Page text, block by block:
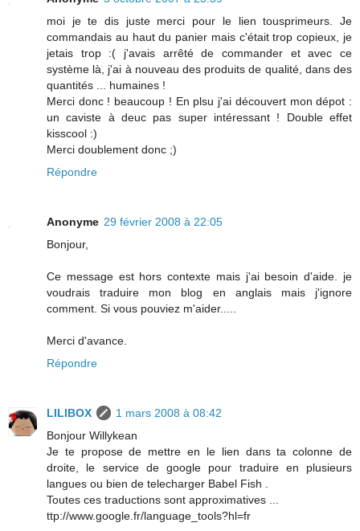
moi je te dis juste merci pour le lien tousprimeurs. Je
commandais au haut du panier mais c'était trop copieux, je
jetais trop :( j'avais arrêté de commander et avec ce
système là, j'ai à nouveau des produits de qualité, dans des
quantités ... humaines !
Merci donc ! beaucoup ! En plsu j'ai découvert mon dépot :
un caviste à deuc pas super intéressant ! Double effet
kisscool :)
Merci doublement donc ;)
Répondre
Anonyme 29 février 2008 à 22:05
Bonjour,
Ce message est hors contexte mais j'ai besoin d'aide. je
voudrais traduire mon blog en anglais mais j'ignore
comment. Si vous pouviez m'aider.....
Merci d'avance.
Répondre
LILIBOX
1 mars 2008 à 08:42
Bonjour Willykean
Je te propose de mettre en le lien dans ta colonne de
droite, le service de google pour traduire en plusieurs
langues ou bien de telecharger Babel Fish .
Toutes ces traductions sont approximatives ...
ttp://www.google.fr/language_tools?hl=fr